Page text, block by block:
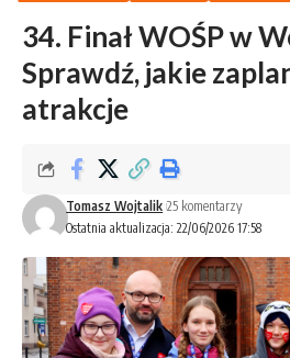
34. Finał WOŚP w
Sprawdź, jakie
atrakcje
Ostatnia aktualizacja: 22/06/2026 17:58
Tomasz Wojtalik 25 komentarzy